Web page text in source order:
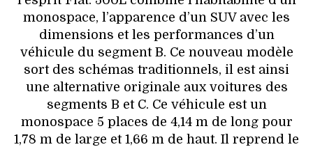
monospace, l’apparence d’un SUV avec les
dimensions et les performances d’un
véhicule du segment B. Ce nouveau modèle
sort des schémas traditionnels, il est ainsi
une alternative originale aux voitures des
segments B et C. Ce véhicule est un
monospace 5 places de 4,14 m de long pour
1,78 m de large et 1,66 m de haut. Il reprend le